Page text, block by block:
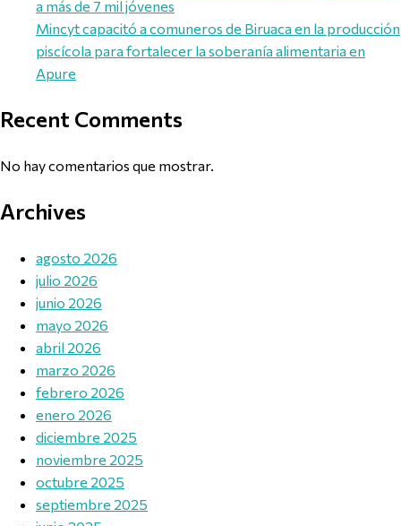
a más de 7 mil jóvenes
Mincyt capacitó a comuneros de Biruaca en la producción
piscícola para fortalecer la soberanía alimentaria en
Apure
Recent Comments
No hay comentarios que mostrar.
Archives
agosto 2026
julio 2026
junio 2026
mayo 2026
abril 2026
marzo 2026
febrero 2026
enero 2026
diciembre 2025
noviembre 2025
octubre 2025
septiembre 2025